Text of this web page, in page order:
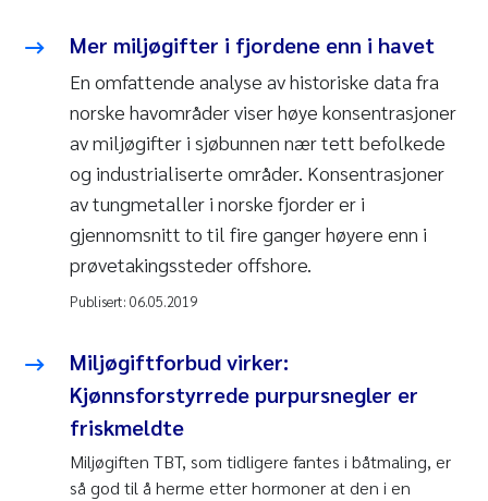
Mer miljøgifter i fjordene enn i havet
En omfattende analyse av historiske data fra
norske havområder viser høye konsentrasjoner
av miljøgifter i sjøbunnen nær tett befolkede
og industrialiserte områder. Konsentrasjoner
av tungmetaller i norske fjorder er i
gjennomsnitt to til fire ganger høyere enn i
prøvetakingssteder offshore.
Publisert: 06.05.2019
Miljøgiftforbud virker:
Kjønnsforstyrrede purpursnegler er
friskmeldte
Miljøgiften TBT, som tidligere fantes i båtmaling, er
så god til å herme etter hormoner at den i en